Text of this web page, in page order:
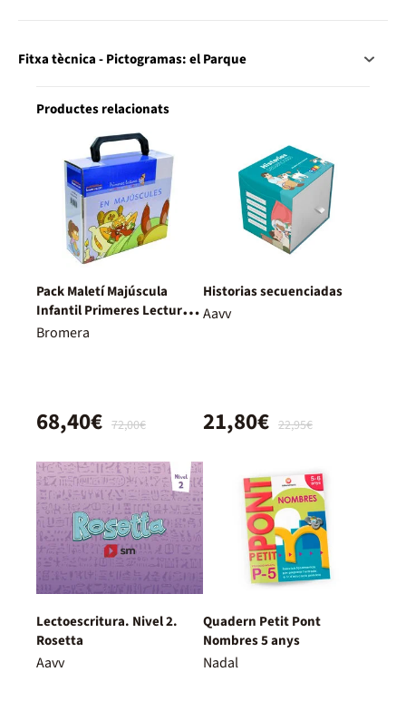
Fitxa tècnica - Pictogramas: el Parque
Productes relacionats
Pack Maletí Majúscula
Infantil Primeres Lectures
De Micalet
Bromera
72,00€
68,40€
Historias secuenciadas
Aavv
22,95€
21,80€
Lectoescritura. Nivel 2.
Rosetta
Aavv
Quadern Petit Pont
Nombres 5 anys
Nadal